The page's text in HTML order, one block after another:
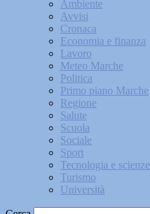
Ambiente
Avvisi
Cronaca
Economia e finanza
Lavoro
Meteo Marche
Politica
Primo piano Marche
Regione
Salute
Scuola
Sociale
Sport
Tecnologia e scienze
Turismo
Università